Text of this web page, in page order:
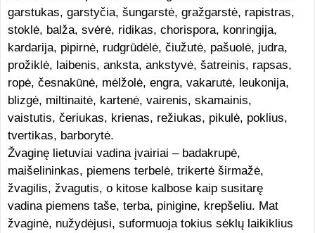
garstukas, garstyčia, šungarstė, gražgarstė, rapistras,
stoklė, balža, svėrė, ridikas, chorispora, konringija,
kardarija, pipirnė, rudgrūdėlė, čiužutė, pašuolė, judra,
prožiklė, laibenis, anksta, ankstyvė, šatreinis, rapsas,
ropė, česnakūnė, mėlžolė, engra, vakarutė, leukonija,
blizgė, miltinaitė, kartenė, vairenis, skamainis,
vaistutis, čeriukas, krienas, režiukas, pikulė, poklius,
tvertikas, barborytė.
Žvaginę lietuviai vadina įvairiai – badakrupė,
maišelininkas, piemens terbelė, trikertė širmažė,
žvagilis, žvagutis, o kitose kalbose kaip susitarę
vadina piemens taše, terba, pinigine, krepšeliu. Mat
žvaginė, nužydėjusi, suformuoja tokius sėklų laikiklius